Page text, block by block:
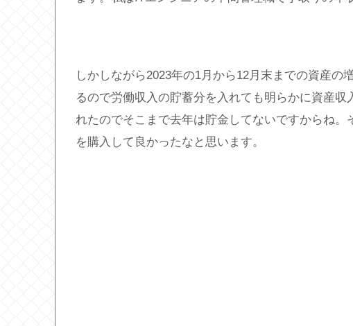
しかしながら2023年の1月から12月末までの資産の
るので労働収入の貯蓄分を入れても明らかに資産
れたのでそこまで去年は貯金してないですからね
を購入して良かったなと思います。